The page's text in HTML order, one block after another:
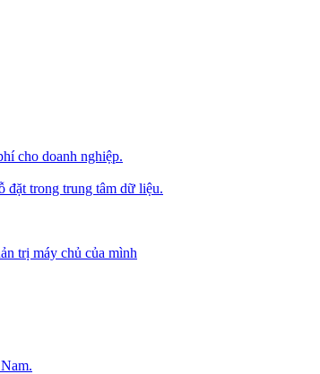
cho doanh nghiệp.
đặt trong trung tâm dữ liệu.
trị máy chủ của mình